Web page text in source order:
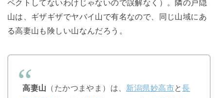
ペクトしてないわけじゃないので誤解なく）。隣の戸隠
山は、ギザギザでヤバイ山で有名なので、同じ山域にあ
る高妻山も険しい山なんだろう。
高妻山 （たかつまやま）は、 新潟県妙高市と長